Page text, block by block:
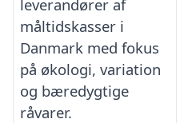
leverandører af
måltidskasser i
Danmark med fokus
på økologi, variation
og bæredygtige
råvarer.